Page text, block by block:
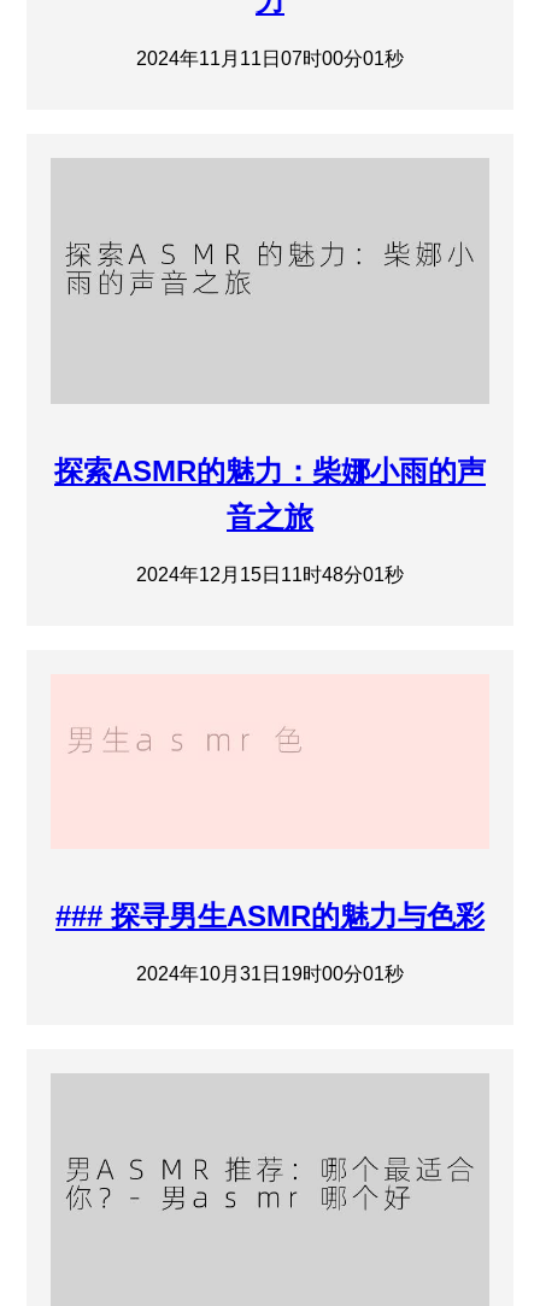
2024年11月11日07时00分01秒
探索ASMR的魅力：柴娜小雨的声
音之旅
2024年12月15日11时48分01秒
### 探寻男生ASMR的魅力与色彩
2024年10月31日19时00分01秒